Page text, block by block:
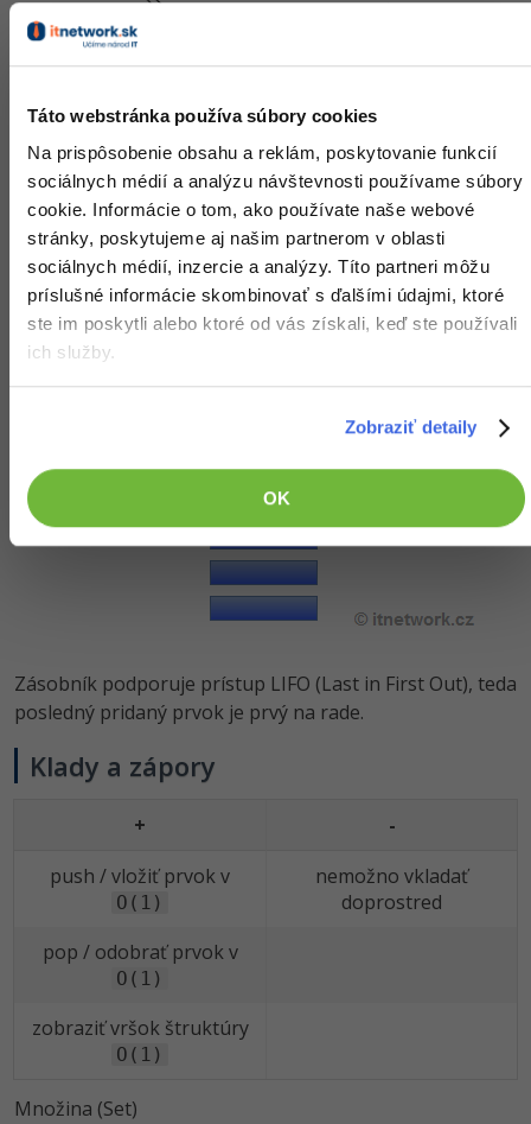
Táto webstránka používa súbory cookies
Na prispôsobenie obsahu a reklám, poskytovanie funkcií
sociálnych médií a analýzu návštevnosti používame súbory
cookie. Informácie o tom, ako používate naše webové
stránky, poskytujeme aj našim partnerom v oblasti
sociálnych médií, inzercie a analýzy. Títo partneri môžu
príslušné informácie skombinovať s ďalšími údajmi, ktoré
ste im poskytli alebo ktoré od vás získali, keď ste používali
ich služby.
Zobraziť detaily
OK
Front alebo zásobník používame pokiaľ
potrebujeme s
prvkami pracovať v poradí v akom boli pridané alebo
v opačnom. Fronta podporuje prístup FIFO (First In First
Out, teda prvý pridaný prvok je prvá na rade).
Zásobník podporuje prístup LIFO (Last in First Out), teda
posledný pridaný prvok je prvý na rade.
Klady a zápory
+
-
push / vložiť prvok v
O(1)
nemožno vkladať
doprostred
pop / odobrať prvok v
O(1)
zobraziť vršok štruktúry
O(1)
Množina (Set)